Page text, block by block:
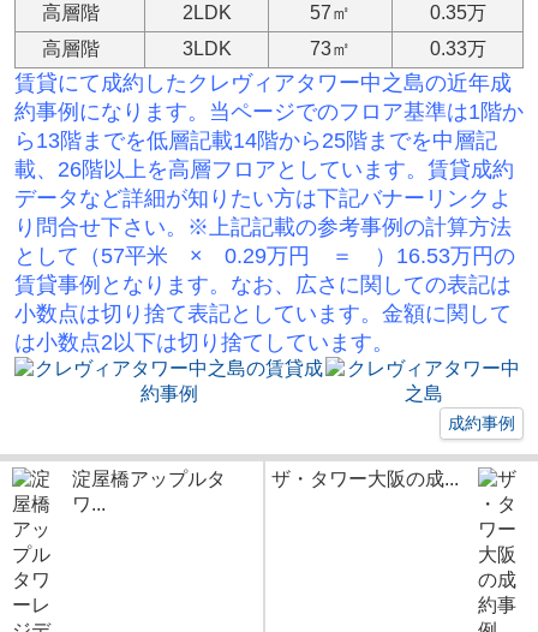
高層階
2LDK 57㎡
0.35万
高層階
3LDK 73㎡ 0.33万
賃貸にて成約したクレヴィアタワー中之島の近年成
約事例になります。当ページでのフロア基準は1階か
ら13階までを低層記載14階から25階までを中層記
載、26階以上を高層フロアとしています。賃貸成約
データなど詳細が知りたい方は下記バナーリンクよ
り問合せ下さい。※ 上記記載の参考事例の計算方法
として（57平米 × 0.29万円 ＝ ）16.53万円の
賃貸事例となります。なお、広さに関しての表記は
小数点は切り捨て表記としています。金額に関して
は小数点2以下は切り捨てしています。
成約事例
淀屋橋アップルタ
ワ...
ザ・タワー大阪の成...